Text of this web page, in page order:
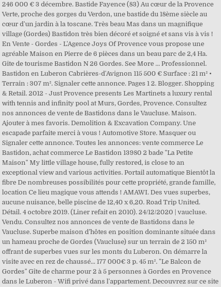
246 000 € 3 décembre. Bastide Fayence (83) Au cœur de la Provence
Verte, proche des gorges du Verdon, une bastide du 18ème siècle au
cœur d'un jardin à la toscane. Très beau Mas dans un magnifique
village (Gordes) Bastidon très bien décoré et soigné et sans vis à vis !
En Vente - Gordes - L'Agence Joys Of Provence vous propose une
agréable Maison en Pierre de 6 pièces dans un beau parc de 2,4 Ha.
Gite de tourisme Bastidon N 26 Gordes. See More … Professionnel.
Bastidon en Luberon Cabrières-d'Avignon 115 500 € Surface : 21 m² •
Terrain : 307 m². Signaler cette annonce. Pages 1 2. Blogger. Shopping
& Retail. 2012 - Just Provence presents Les Martinets a luxury rental
with tennis and infinity pool at Murs, Gordes, Provence. Consultez
nos annonces de vente de Bastidons dans le Vaucluse. Maison.
Ajouter à mes favoris. Demolition & Excavation Company. Une
escapade parfaite merci à vous ! Automotive Store. Masquer ou
Signaler cette annonce. Toutes les annonces: vente commerce Le
Bastidon, achat commerce Le Bastidon 13980 2 bade "La Petite
Maison" My little village house, fully restored, is close to an
exceptional view and various activities. Portail automatique Bientôt la
fibre De nombreuses possibilités pour cette propriété, grande famille,
location Ce lieu magique vous attends ! AMAWI. Des vues superbes,
aucune nuisance, belle piscine de 12,40 x 6,20. Road Trip United.
Détail. 4 octobre 2019. (Liner refait en 2010). 24/12/2020 | vaucluse.
Vendu. Consultez nos annonces de vente de Bastidons dans le
Vaucluse. Superbe maison d’hôtes en position dominante située dans
un hameau proche de Gordes (Vaucluse) sur un terrain de 2 150 m²
offrant de superbes vues sur les monts du Luberon. On démarre la
visite avec en rez de chaussé... 177 000€ 3 p. 45 m². "Le Balcon de
Gordes" Gîte de charme pour 2 à 5 personnes à Gordes en Provence
dans le Luberon - Wifi privé dans l'appartement. Decouvrez sur ce site